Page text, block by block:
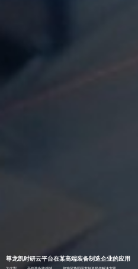
尊龙凯时研云平台在某高端装备制造企业的应用
为大型、、、高端装备跨领域、、、跨地区协同研发制造提供解决方案